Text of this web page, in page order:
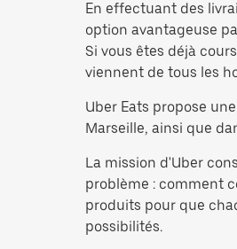
En effectuant des
option avantageuse
Si vous êtes déjà
viennent de tous les
Uber Eats propose
Marseille, ainsi que
La mission d'Uber
problème : comment
produits pour que
possibilités.